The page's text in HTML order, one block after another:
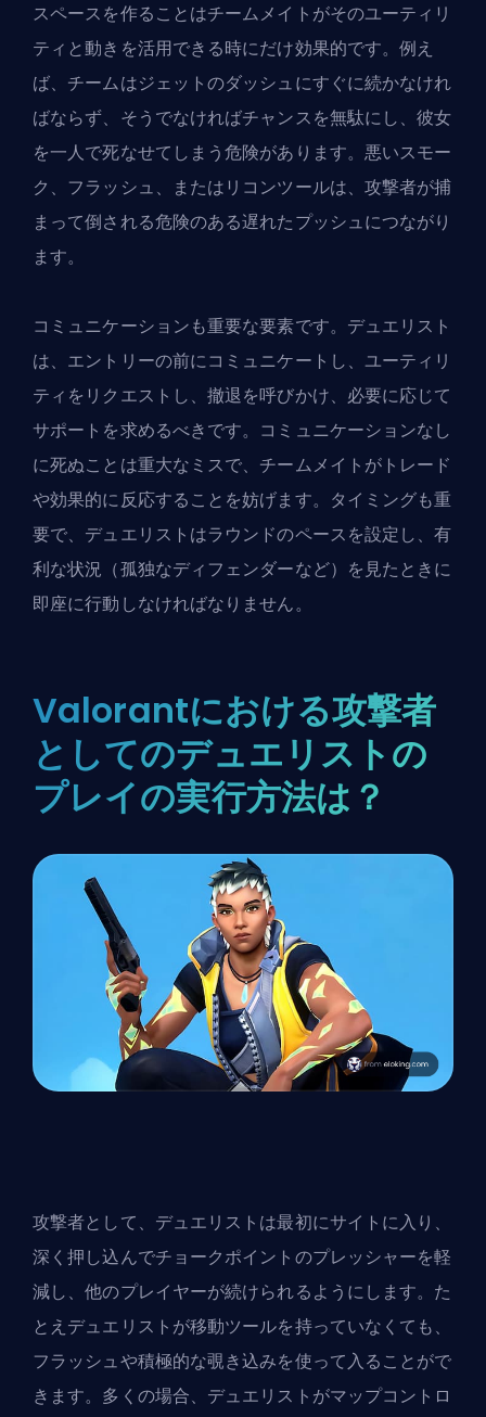
スペースを作ることはチームメイトがそのユーティリ
ティと動きを活用できる時にだけ効果的です。例え
ば、チームはジェットのダッシュにすぐに続かなけれ
ばならず、そうでなければチャンスを無駄にし、彼女
を一人で死なせてしまう危険があります。悪いスモー
ク、フラッシュ、またはリコンツールは、攻撃者が捕
まって倒される危険のある遅れたプッシュにつながり
ます。
コミュニケーションも重要な要素です。デュエリスト
は、エントリーの前にコミュニケートし、ユーティリ
ティをリクエストし、撤退を呼びかけ、必要に応じて
サポートを求めるべきです。コミュニケーションなし
に死ぬことは重大なミスで、チームメイトがトレード
や効果的に反応することを妨げます。タイミングも重
要で、デュエリストはラウンドのペースを設定し、有
利な状況（孤独なディフェンダーなど）を見たときに
即座に行動しなければなりません。
Valorantにおける攻撃者
としてのデュエリストの
プレイの実行方法は？
攻撃者として、デュエリストは最初にサイトに入り、
深く押し込んでチョークポイントのプレッシャーを軽
減し、他のプレイヤーが続けられるようにします。た
とえデュエリストが移動ツールを持っていなくても、
フラッシュや積極的な覗き込みを使って入ることがで
きます。多くの場合、デュエリストがマップコントロ